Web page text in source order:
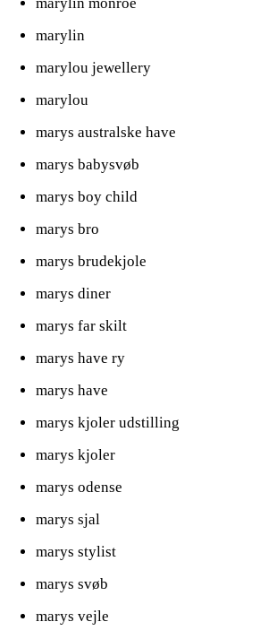
marylin
marylou jewellery
marylou
marys australske have
marys babysvøb
marys boy child
marys bro
marys brudekjole
marys diner
marys far skilt
marys have ry
marys have
marys kjoler udstilling
marys kjoler
marys odense
marys sjal
marys stylist
marys svøb
marys vejle